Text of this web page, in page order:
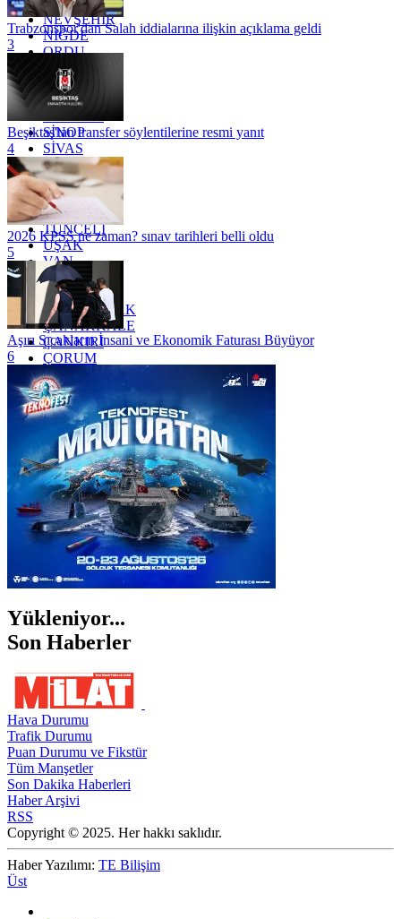
NEVŞEHİR
NİĞDE
ORDU
OSMANİYE
RİZE
SAKARYA
SİNOP
SİVAS
SİİRT
TEKİRDAĞ
TOKAT
TRABZON
TUNCELİ
UŞAK
VAN
YALOVA
YOZGAT
ZONGULDAK
ÇANAKKALE
ÇANKIRI
ÇORUM
İSTANBUL
İZMİR
ŞANLIURFA
ŞIRNAK
Trabzonspor'dan Salah iddialarına ilişkin açıklama geldi
3
Beşiktaş'tan transfer söylentilerine resmi yanıt
4
2026 KPSS ne zaman? sınav tarihleri belli oldu
5
Aşırı Sıcakların İnsani ve Ekonomik Faturası Büyüyor
6
Yükleniyor...
Son Haberler
Hava Durumu
Trafik Durumu
Puan Durumu ve Fikstür
Tüm Manşetler
Son Dakika Haberleri
Haber Arşivi
RSS
Copyright © 2025. Her hakkı saklıdır.
Haber Yazılımı: TE Bilişim
Üst